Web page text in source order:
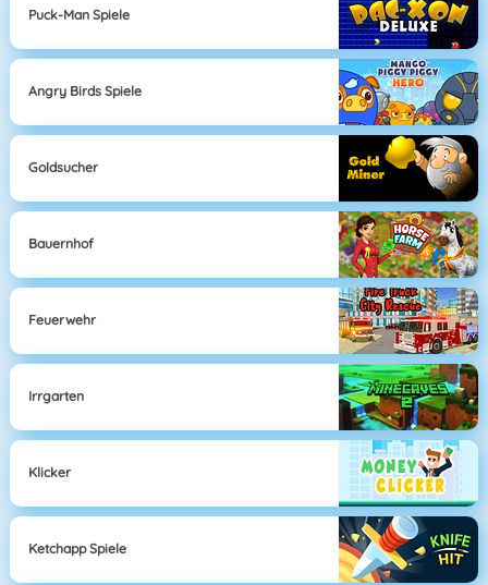
Puck-Man Spiele
Angry Birds Spiele
Goldsucher
Bauernhof
Feuerwehr
Irrgarten
Klicker
Ketchapp Spiele